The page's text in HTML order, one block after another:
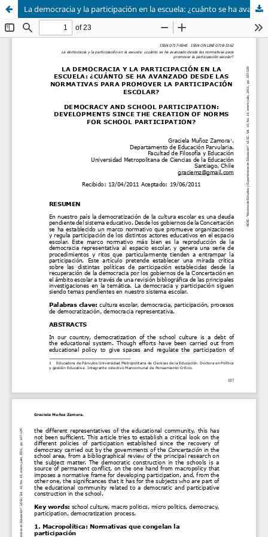
La democracia y la participación en la escuela: ¿cuánto se ha avanzado desde las normativas para promover la participación escolar?